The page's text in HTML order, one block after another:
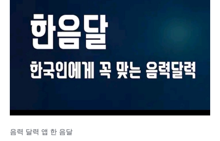
음력 달력 앱 한 음달